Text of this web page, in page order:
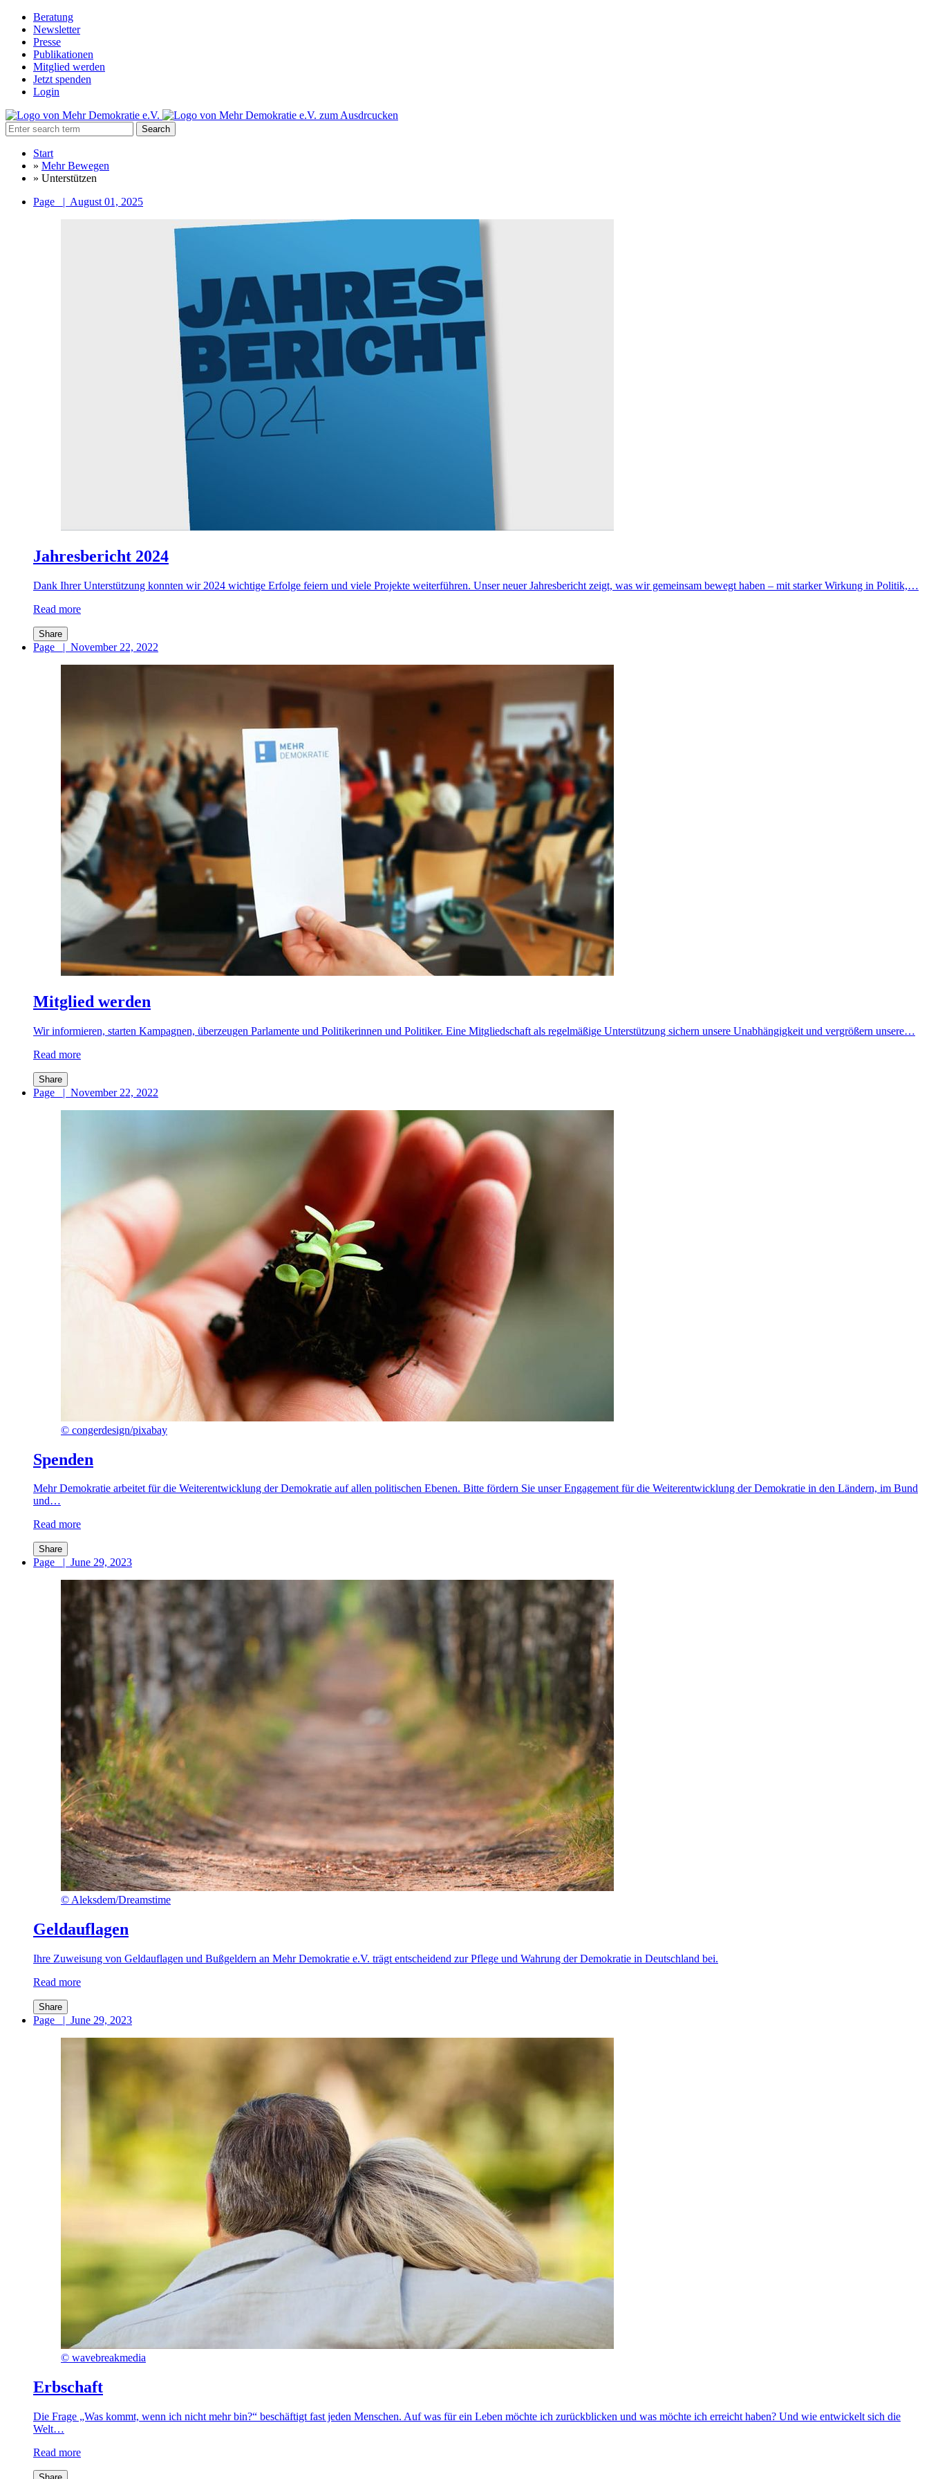
Beratung
Newsletter
Presse
Publikationen
Mitglied werden
Jetzt spenden
Login
Search
Start
» Mehr Bewegen
» Unterstützen
Page
| August 01, 2025
Jahresbericht 2024
Dank Ihrer Unterstützung konnten wir 2024 wichtige Erfolge feiern und viele Projekte weiterführen. Unser neuer Jahresbericht zeigt, was wir gemeinsam bewegt haben – mit starker Wirkung in Politik,…
Read more
Share
Page | November 22, 2022
Mitglied werden
Wir informieren, starten Kampagnen, überzeugen Parlamente und Politikerinnen und Politiker. Eine Mitgliedschaft als regelmäßige Unterstützung sichern unsere Unabhängigkeit und vergrößern unsere…
Read more
Share
Page | November 22, 2022
© congerdesign/pixabay
Spenden
Mehr Demokratie arbeitet für die Weiterentwicklung der Demokratie auf allen politischen Ebenen. Bitte fördern Sie unser Engagement für die Weiterentwicklung der Demokratie in den Ländern, im Bund
und…
Read more
Share
Page | June 29, 2023
©Aleksdem/Dreamstime
Geldauflagen
Ihre Zuweisung von Geldauflagen und Bußgeldern an Mehr Demokratie e.V. trägt entscheidend zur Pflege und Wahrung der Demokratie in Deutschland bei.
Read more
Share
Page | June 29, 2023
© wavebreakmedia
Erbschaft
Die Frage „Was kommt, wenn ich nicht mehr bin?“ beschäftigt fast jeden Menschen. Auf was für ein Leben möchte ich zurückblicken und was möchte ich erreicht haben? Und wie entwickelt sich die
Welt…
Read more